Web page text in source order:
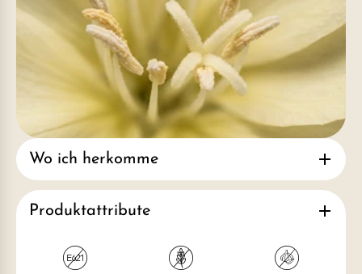
Wo ich herkomme
Produktattribute